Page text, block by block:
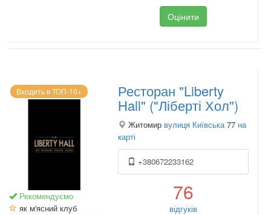
Оцінити
Входить в ТОП-10+
Рекомендуємо
як м'ясний клуб
Ресторан "Liberty
Hall" ("Ліберті Хол")
Житомир вулиця Київська77 на
карті
+380672233162
76
відгуків